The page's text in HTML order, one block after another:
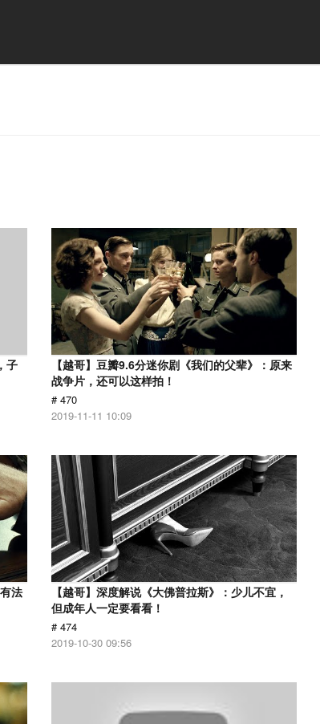
子
【越哥】豆瓣9.6分迷你剧《我们的父辈》：原来
战争片，还可以这样拍！
# 470
2019-11-11 10:09
法
【越哥】深度解说《大佛普拉斯》：少儿不宜，
但成年人一定要看看！
# 474
2019-10-30 09:56